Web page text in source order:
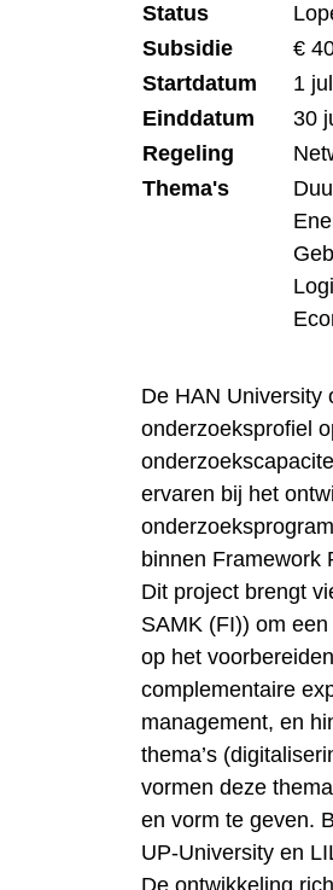
Status
Subsidie
€
Startdatum
1
Einddatum
30
Regeling
Thema's
De HAN University
onderzoeksprofiel
ervaren bij het
binnen Framework
Dit project brengt
SAMK (FI)) om
op het
complementaire
management, en
thema’s
vormen deze
en vorm te geven.
UP‑University en
De ontwikkeling